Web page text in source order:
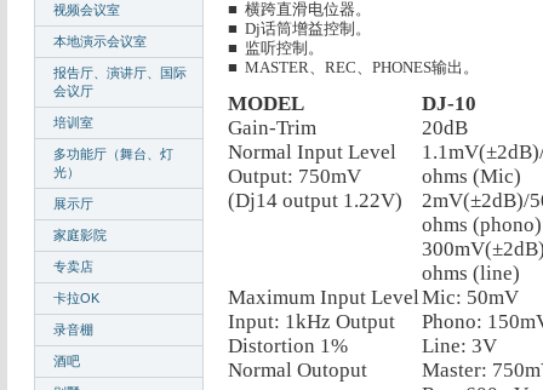
■ 横跨直滑电位器。
■ Dj话筒增益控制。
■ 监听控制。
■ MASTER、REC、PHONES输出。
MODEL
DJ-10
Gain-Trim
20dB
Normal Input Level
Output: 750mV
(Dj14 output 1.22V)
ohms (Mic)
2mV(±2dB)/
ohms (phono)
ohms (line)
Maximum Input Level
Input: 1kHz Output
Distortion 1%
Mic: 50mV
Phono:
Line: 3V
Normal Outoput
Master:
视频会议室
本地演示会议室
报告厅、演讲厅、国际
会议厅
培训室
多功能厅（舞台、灯
光）
展示厅
家庭影院
专卖店
卡拉OK
录音棚
酒吧